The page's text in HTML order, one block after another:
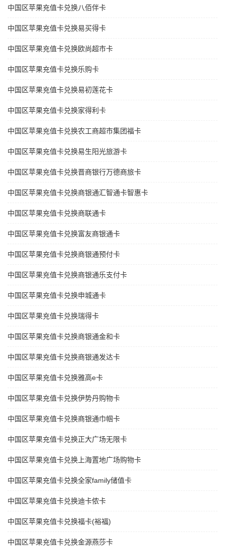
中国区苹果充值卡兑换八佰伴卡
中国区苹果充值卡兑换易买得卡
中国区苹果充值卡兑换欧尚超市卡
中国区苹果充值卡兑换乐购卡
中国区苹果充值卡兑换易初莲花卡
中国区苹果充值卡兑换家得利卡
中国区苹果充值卡兑换农工商超市集团福卡
中国区苹果充值卡兑换易生阳光旅游卡
中国区苹果充值卡兑换晋商银行万德商旅卡
中国区苹果充值卡兑换商银通汇智通卡智惠卡
中国区苹果充值卡兑换商联通卡
中国区苹果充值卡兑换富友商银通卡
中国区苹果充值卡兑换商银通预付卡
中国区苹果充值卡兑换商银通乐支付卡
中国区苹果充值卡兑换申城通卡
中国区苹果充值卡兑换瑞得卡
中国区苹果充值卡兑换商银通金和卡
中国区苹果充值卡兑换商银通发达卡
中国区苹果充值卡兑换雅高e卡
中国区苹果充值卡兑换伊势丹购物卡
中国区苹果充值卡兑换商银通巾帼卡
中国区苹果充值卡兑换正大广场无限卡
中国区苹果充值卡兑换上海置地广场购物卡
中国区苹果充值卡兑换全家family储值卡
中国区苹果充值卡兑换迪卡侬卡
中国区苹果充值卡兑换福卡(裕福)
中国区苹果充值卡兑换金源燕莎卡